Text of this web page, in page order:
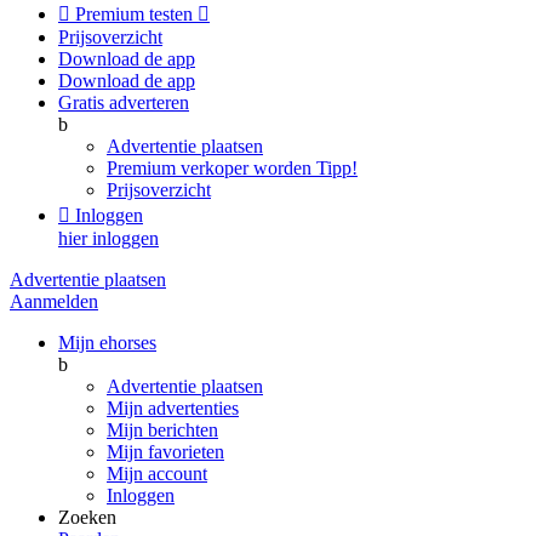
 Premium testen 
Prijsoverzicht
Download de app
Download de app
Gratis adverteren
b
Advertentie plaatsen
Premium verkoper worden Tipp!
Prijsoverzicht
 Inloggen
hier inloggen
Advertentie plaatsen
Aanmelden
Mijn ehorses
b
Advertentie plaatsen
Mijn advertenties
Mijn berichten
Mijn favorieten
Mijn account
Inloggen
Zoeken